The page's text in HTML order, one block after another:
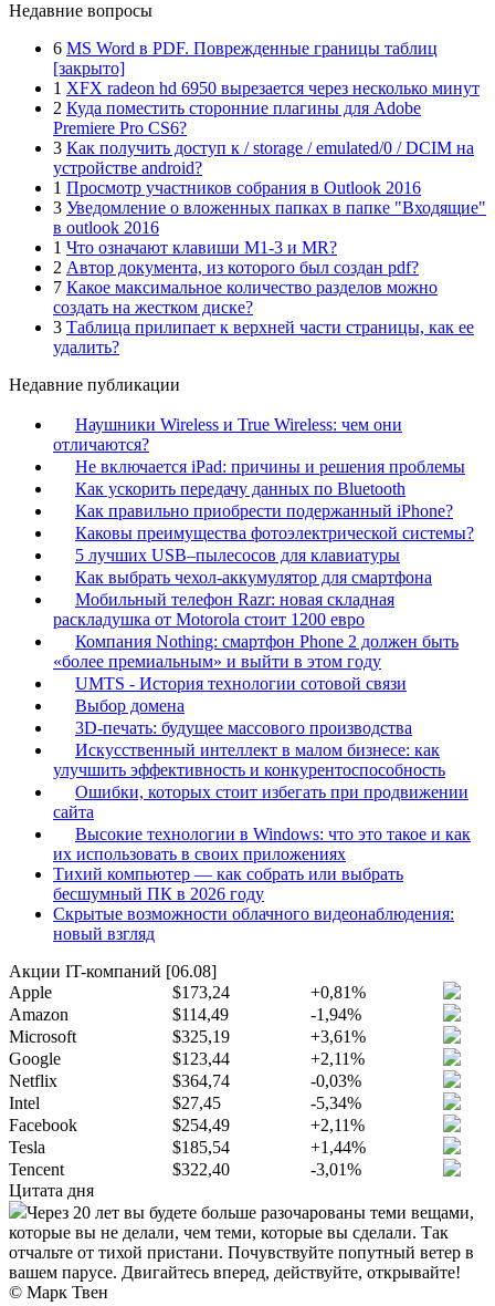
Недавние вопросы
6 MS Word в PDF. Поврежденные границы таблиц
[закрыто]
1 XFX radeon hd 6950 вырезается через несколько минут
2 Куда поместить сторонние плагины для Adobe
Premiere Pro CS6?
3 Как получить доступ к / storage / emulated/0 / DCIM на
устройстве android?
1 Просмотр участников собрания в Outlook 2016
3 Уведомление о вложенных папках в папке "Входящие"
в outlook 2016
1 Что означают клавиши M1-3 и MR?
2 Автор документа, из которого был создан pdf?
7 Какое максимальное количество разделов можно
создать на жестком диске?
3 Таблица прилипает к верхней части страницы, как ее
удалить?
Недавние публикации
Наушники Wireless и True Wireless: чем они
отличаются?
Не включается iPad: причины и решения проблемы
Как ускорить передачу данных по Bluetooth
Как правильно приобрести подержанный iPhone?
Каковы преимущества фотоэлектрической системы?
5 лучших USB–пылесосов для клавиатуры
Как выбрать чехол-аккумулятор для смартфона
Мобильный телефон Razr: новая складная
раскладушка от Motorola стоит 1200 евро
Компания Nothing: смартфон Phone 2 должен быть
«более премиальным» и выйти в этом году
UMTS - История технологии сотовой связи
Выбор домена
3D-печать: будущее массового производства
Искусственный интеллект в малом бизнесе: как
улучшить эффективность и конкурентоспособность
Ошибки, которых стоит избегать при продвижении
сайта
Высокие технологии в Windows: что это такое и как
их использовать в своих приложениях
Тихий компьютер — как собрать или выбрать
бесшумный ПК в 2026 году
Скрытые возможности облачного видеонаблюдения:
новый взгляд
Акции IT-компаний [06.08]
Apple
$173,24
+0,81%
Amazon
$114,49
-1,94%
Microsoft
$325,19
+3,61%
Google
$123,44
+2,11%
Netflix
$364,74
-0,03%
Intel
$27,45
-5,34%
Facebook
$254,49
+2,11%
Tesla
$185,54
+1,44%
Tencent
$322,40
-3,01%
Цитата дня
Через 20 лет вы будете больше разочарованы теми вещами,
которые вы не делали, чем теми, которые вы сделали. Так
отчальте от тихой пристани. Почувствуйте попутный ветер в
вашем парусе. Двигайтесь вперед, действуйте, открывайте!
© Марк Твен